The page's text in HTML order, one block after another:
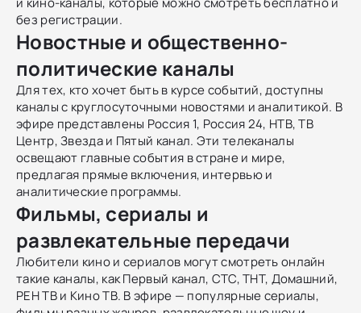
без регистрации.
Новостные и общественно-
политические каналы
Для тех, кто хочет быть в курсе событий, доступны
каналы с круглосуточными новостями и аналитикой. В
эфире представлены Россия 1, Россия 24, НТВ, ТВ
Центр, Звезда и Пятый канал. Эти телеканалы
освещают главные события в стране и мире,
предлагая прямые включения, интервью и
аналитические программы.
Фильмы, сериалы и
развлекательные передачи
Любители кино и сериалов могут смотреть онлайн
такие каналы, как Первый канал, СТС, ТНТ, Домашний,
РЕН ТВ и Кино ТВ. В эфире — популярные сериалы,